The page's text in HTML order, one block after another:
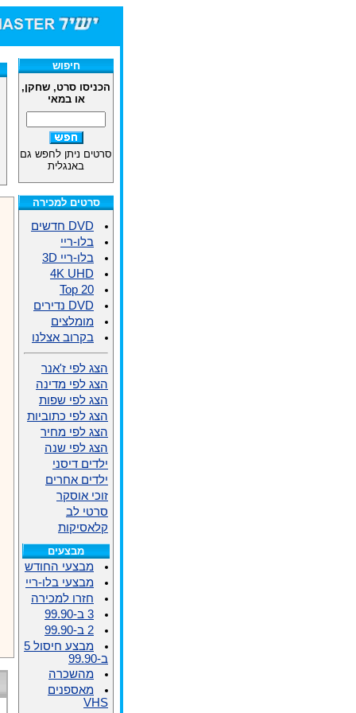
חיפוש
הכניסו סרט, שחקן,
או במאי
סרטים ניתן לחפש גם
באנגלית
סרטים למכירה
DVD חדשים
בלו-ריי
בלו-ריי 3D
4K UHD
Top 20
DVD נדירים
מומלצים
בקרוב אצלנו
הצג לפי ז'אנר
הצג לפי מדינה
הצג לפי שפות
הצג לפי כתוביות
הצג לפי מחיר
הצג לפי שנה
ילדים דיסני
ילדים אחרים
זוכי אוסקר
סרטי לב
קלאסיקות
מבצעים
מבצעי החודש
מבצעי בלו-ריי
חזרו למכירה
3 ב-99.90
2 ב-99.90
מבצע חיסול 5
ב-99.90
מהשכרה
מאספנים
VHS